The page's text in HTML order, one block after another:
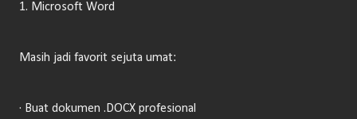
1. Microsoft Word
Masih jadi favorit sejuta umat:
· Buat dokumen .DOCX profesional